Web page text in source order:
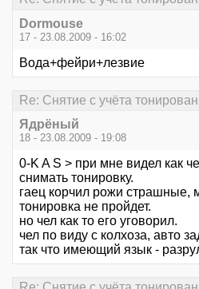
Dormouse
17 - 23.08.2009 - 16:02
Вода+фейри+лезвие
Re: Снятие с учёта
Ядрёный
18 - 23.08.2009 - 19:08
0-K A S > при мне видел как
снимать тонировку.
гаец корчил рожи страшные,
тонировка не пройдет.
но чел как то его уговорил.
чел по виду с колхоза, авто
так что имеющий язык -